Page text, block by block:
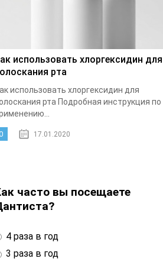
использовать хлоргексидин для
рта
использовать хлоргексидин для
рта Подробная инструкция по
17.01.2020
часто вы посещаете
4 раза в год
3 раза в год